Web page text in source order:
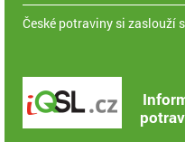
České potraviny si zaslouží